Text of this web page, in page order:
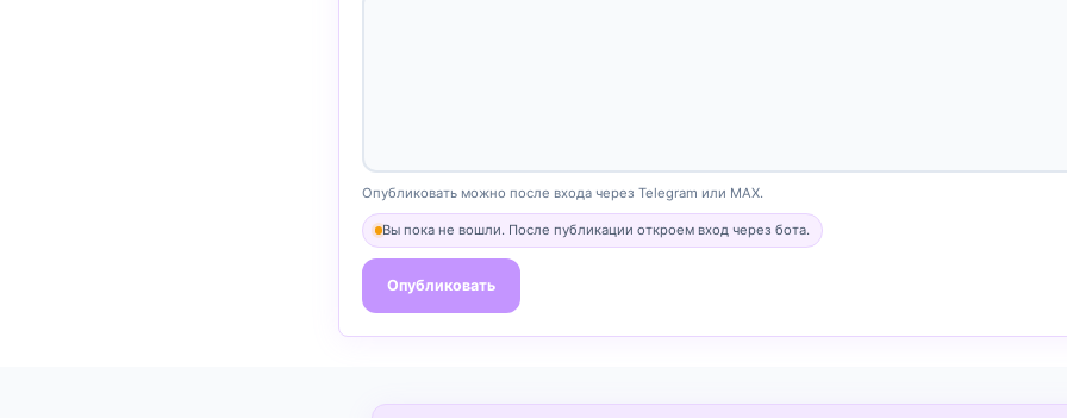
Опубликовать можно после входа через Telegram или MAX.
Вы пока не вошли. После публикации откроем вход через бота.
Опубликовать